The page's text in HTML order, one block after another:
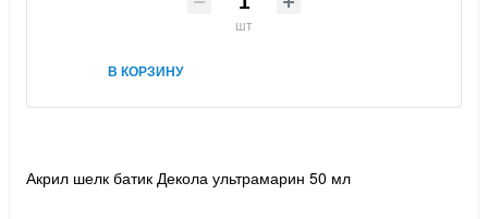
шт
В КОРЗИНУ
Акрил шелк батик Декола ультрамарин 50 мл